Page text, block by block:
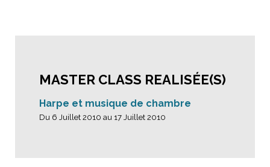
MASTER CLASS REALISÉE(S)
Harpe et musique de chambre
Du 6 Juillet 2010 au 17 Juillet 2010